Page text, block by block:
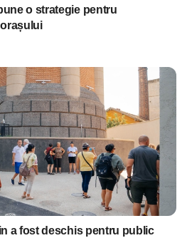
o strategie pentru
a fost deschis pentru public